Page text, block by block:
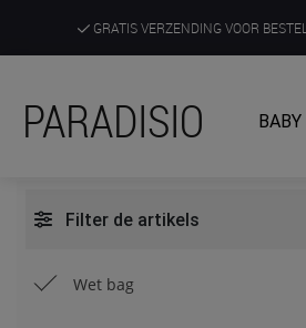
GRATIS VERZENDING VOOR
ONTDEK, BELEEF EN KRIJG ADVIES
PARADISIO BABY
Filter de artikels
Wet bag